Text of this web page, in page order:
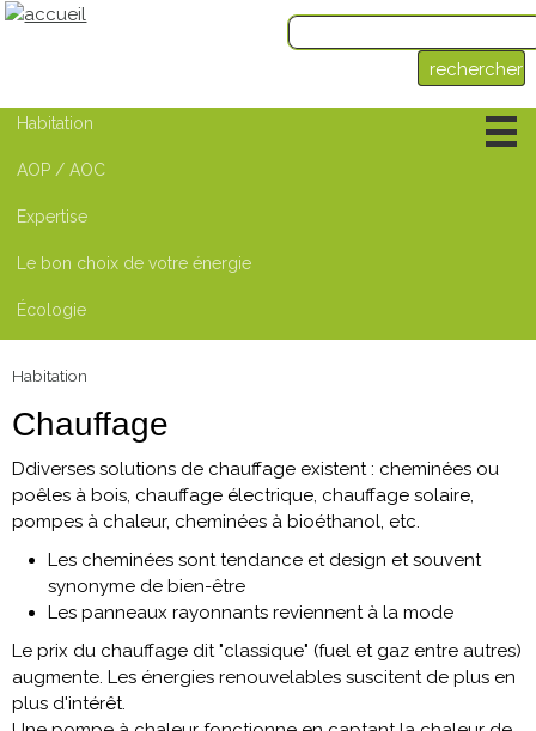
Habitation
Ouvrant-1 page
Isolation-
AOP / AOC
Expertise
Sport et plein-air-2 sections
Le bon choix de votre énergie
Aérothermie
Écologie
Habitation
Chauffage
Ddiverses solutions de chauffage existent : cheminées ou
poêles à bois, chauffage électrique, chauffage solaire,
pompes à chaleur, cheminées à bioéthanol, etc.
Les cheminées sont tendance et design et souvent
synonyme de bien-être
Les panneaux rayonnants reviennent à la mode
Le prix du chauffage dit "classique" (fuel et gaz entre autres)
augmente. Les énergies renouvelables suscitent de plus en
plus d'intérêt.